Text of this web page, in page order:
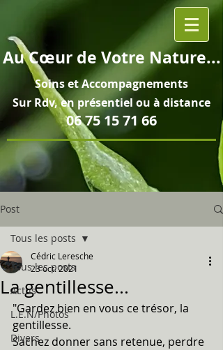
AuCœurde Votre Nature...
Soins etAccompagnements
Sur Rdv, en présentiel ou à distance
06 75 15 71 66
Post
Tous les posts
Actus
L.E.N/Photos
Divers
Tous les posts
La gentillesse...
Cédric Leresche
23 oct. 2021
"Gardez bien en vous ce trésor, la
gentillesse.
Sachez donner sans retenue, perdre